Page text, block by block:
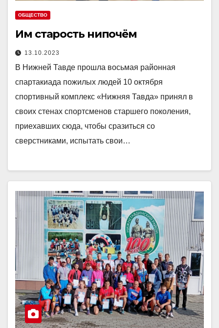
ОБЩЕСТВО
Им старость нипочём
13.10.2023
В Нижней Тавде прошла восьмая районная
спартакиада пожилых людей 10 октября
спортивный комплекс «Нижняя Тавда» принял в
своих стенах спортсменов старшего поколения,
приехавших сюда, чтобы сразиться со
сверстниками, испытать свои…